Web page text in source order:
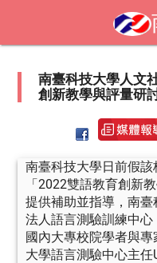
南臺科技大學人文
創新教學與評量研
南臺科技大學日前假
「2022雙語教育創新
提供補助並指導，南
法人語言測驗訓練中
國內大專校院學者與
大學語言測驗中心主